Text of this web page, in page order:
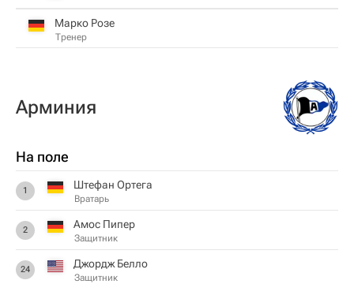
Марко Розе
Тренер
Арминия
На поле
1 Штефан Ортега
Вратарь
2 Амос Пипер
Защитник
24 Джордж Белло
Защитник